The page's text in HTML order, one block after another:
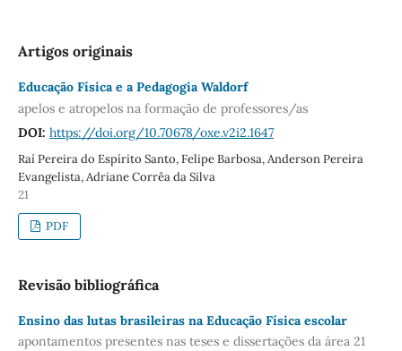
Artigos originais
Educação Física e a Pedagogia Waldorf
apelos e atropelos na formação de professores/as
DOI: https://doi.org/10.70678/oxe.v2i2.1647
Raí Pereira do Espírito Santo, Felipe Barbosa, Anderson Pereira
Evangelista, Adriane Corrêa da Silva
21
PDF
Revisão bibliográfica
Ensino das lutas brasileiras na Educação Física escolar
apontamentos presentes nas teses e dissertações da área 21